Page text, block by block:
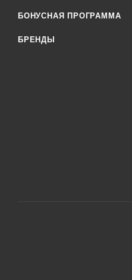
БОНУСНАЯ ПРОГРАММА
БРЕНДЫ